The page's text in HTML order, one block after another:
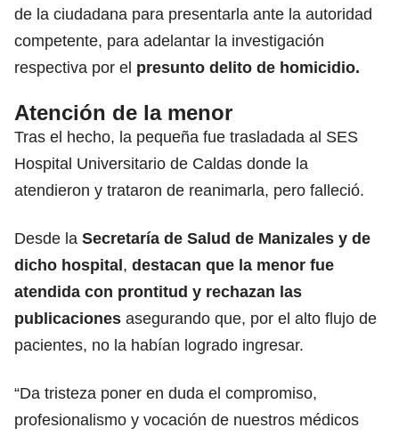
de la ciudadana para presentarla ante la autoridad
competente, para adelantar la investigación
respectiva por el presunto delito de homicidio.
Atención de la menor
Tras el hecho, la pequeña fue trasladada al SES
Hospital Universitario de Caldas donde la
atendieron y trataron de reanimarla, pero falleció.
Desde la Secretaría de Salud de Manizales y de
dicho hospital, destacan que la menor fue
atendida con prontitud y rechazan las
publicaciones asegurando que, por el alto flujo de
pacientes, no la habían logrado ingresar.
“Da tristeza poner en duda el compromiso,
profesionalismo y vocación de nuestros médicos